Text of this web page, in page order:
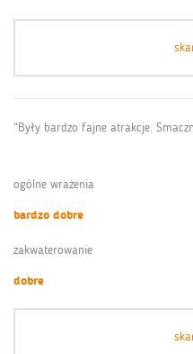
“Były bardzo fajne atrakcje.
ogólne wrażenia
bardzo dobre
zakwaterowanie
dobre